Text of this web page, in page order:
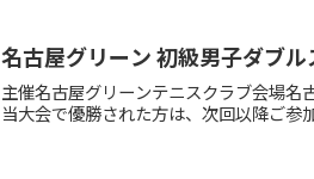
名古屋グリーン 初級男子ダブル
主催名古屋グリーンテニスクラブ会場
当大会で優勝された方は、次回以降ご参